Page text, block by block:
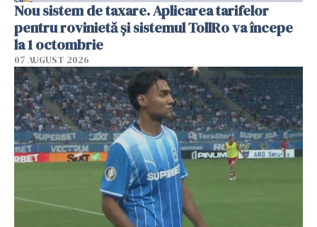
Nou sistem de taxare. Aplicarea tarifelor
pentru rovinietă şi sistemul TollRo va începe
la 1 octombrie
07 AUGUST 2026